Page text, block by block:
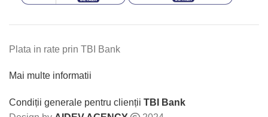
Plata in rate prin TBI Bank
Mai multe informatii
Condiții generale pentru clienții TBI Bank